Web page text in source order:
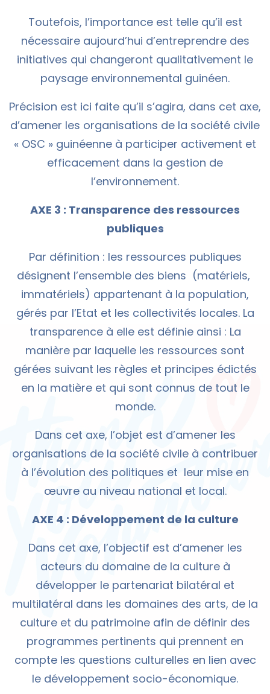
Toutefois, l’importance est telle qu’il est
nécessaire aujourd’hui d’entreprendre des
initiatives qui changeront qualitativement le
paysage environnemental guinéen.
Précision est ici faite qu’il s’agira, dans cet axe,
d’amener les organisations de la société civile
« OSC » guinéenne à participer activement et
efficacement dans la gestion de
l’environnement.
AXE 3 : Transparence des ressources
publiques
Par définition : les ressources publiques
désignent l’ensemble des biens (matériels,
immatériels) appartenant à la population,
gérés par l’Etat et les collectivités locales. La
transparence à elle est définie ainsi : La
manière par laquelle les ressources sont
gérées suivant les règles et principes édictés
en la matière et qui sont connus de tout le
monde.
Dans cet axe, l’objet est d’amener les
organisations de la société civile à contribuer
à l’évolution des politiques et leur mise en
œuvre au niveau national et local.
AXE 4 : Développement de la culture
Dans cet axe, l’objectif est d’amener les
acteurs du domaine de la culture à
développer le partenariat bilatéral et
multilatéral dans les domaines des arts, de la
culture et du patrimoine afin de définir des
programmes pertinents qui prennent en
compte les questions culturelles en lien avec
le développement socio-économique.